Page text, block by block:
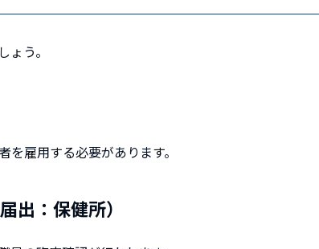
う。
雇用する必要があります。
出：保健所）